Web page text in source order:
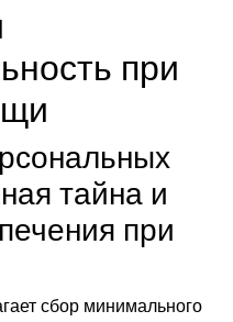
при
тайна и
при
сбор минимального